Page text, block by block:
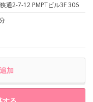
通2-7-12 PMPTビル3F 306
加